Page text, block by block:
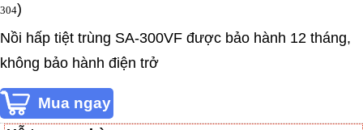
304)
Nồi hấp tiệt trùng SA-300VF được bảo hành 12 tháng,
không bảo hành điện trở